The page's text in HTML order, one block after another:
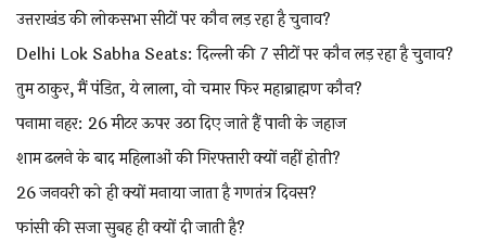
उत्तराखंड की लोकसभा सीटों पर कौन लड़ रहा है चुनाव?
Delhi Lok Sabha Seats: दिल्ली की 7 सीटों पर कौन लड़ रहा है चुनाव?
तुम ठाकुर, मैं पंडित, ये लाला, वो चमार फिर महाब्राह्मण कौन?
पनामा नहर: 26 मीटर ऊपर उठा दिए जाते हैं पानी के जहाज
शाम ढलने के बाद महिलाओं की गिरफ्तारी क्यों नहीं होती?
26 जनवरी को ही क्यों मनाया जाता है गणतंत्र दिवस?
फांसी की सजा सुबह ही क्यों दी जाती है?